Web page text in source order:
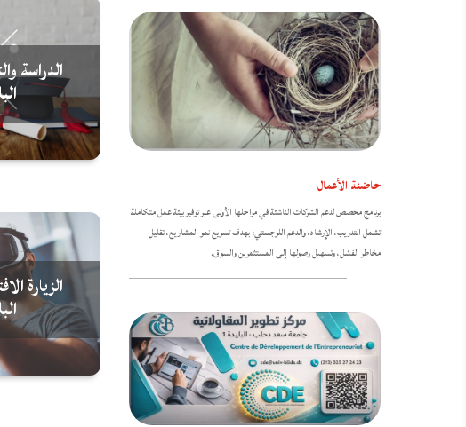
الدراسة
الزيارة
حاضنة الأعمال
برنامج مخصص لدعم الشركات الناشئة في مراحلها الأولى عبر توفير بيئة عمل متكاملة
تشمل التدريب، الإرشاد، والدعم اللوجستي؛ بهدف تسريع نمو المشاريع، تقليل
مخاطر الفشل، وتسهيل وصولها إلى المستثمرين والسوق.